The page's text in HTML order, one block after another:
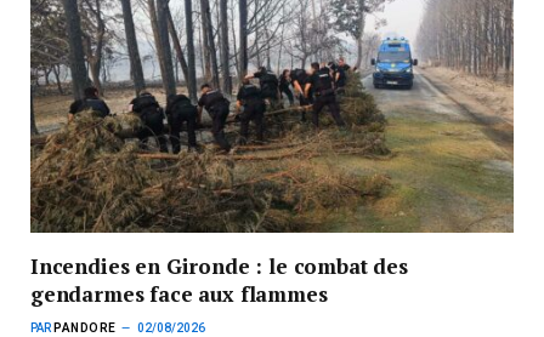
Incendies en Gironde : le combat des
gendarmes face aux flammes
PAR PANDORE 02/08/2026